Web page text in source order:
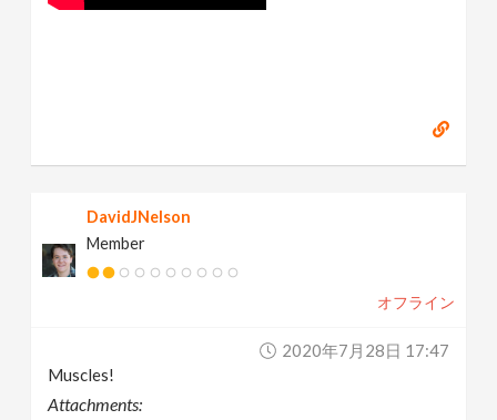
DavidJNelson
Member
オフライン
2020年7月28日 17:47
Muscles!
Attachments: